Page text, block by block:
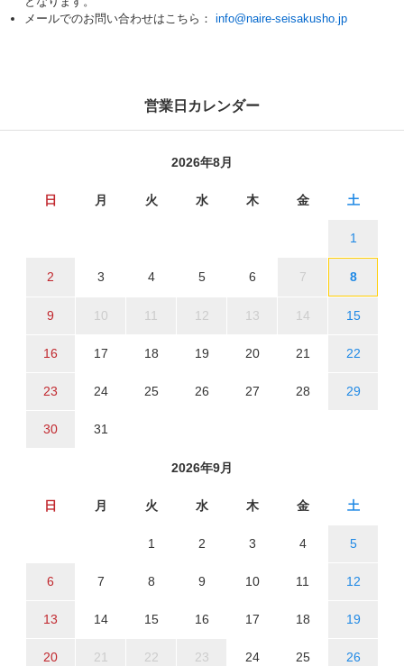
メールでのお問い合わせはこちら： info@naire-seisakusho.jp
営業日カレンダー
2026年8月
日 月 火 水 木 金 土
1
2 3 4 5 6 7 8
9 10 11 12 13 14 15
16 17 18 19 20 21 22
23 24 25 26 27 28 29
30 31
2026年9月
日 月 火 水 木 金 土
1 2 3 4 5
6 7 8 9 10 11 12
13 14 15 16 17 18 19
20 21 22 23 24 25 26